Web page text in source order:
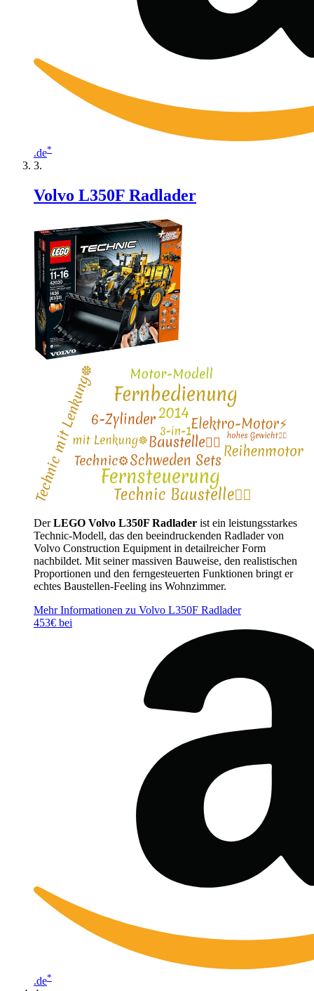
.de*
Volvo L350F Radlader
DerLEGO Volvo L350F Radlader ist ein leistungsstarkes
Technic-Modell, das den beeindruckenden Radlader von
Volvo Construction Equipment in detailreicher Form
nachbildet. Mit seiner massiven Bauweise, den realistischen
Proportionen und den ferngesteuerten Funktionen bringt er
echtes Baustellen-Feeling ins Wohnzimmer.
Mehr Informationen zu Volvo L350F Radlader
453€ bei
.de*